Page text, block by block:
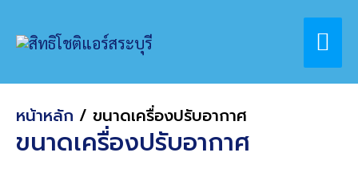
Home สินค้า ขนาดเครื่องปรับอากาศ
หน้าหลัก / ขนาดเครื่องปรับอากาศ
ขนาดเครื่องปรับอากาศ